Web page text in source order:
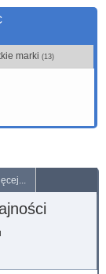
marki (13)